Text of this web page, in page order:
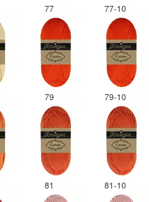
77 77-10
79 79-10
81 81-10